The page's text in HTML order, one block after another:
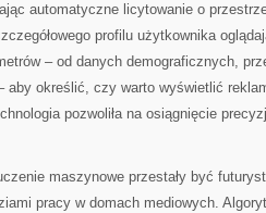
automatyczne licytowanie o
profilu użytkownika
– od danych demograficznych,
aby określić, czy warto wyświetlić
pozwoliła na osiągnięcie
maszynowe przestały być
pracy w domach mediowych.